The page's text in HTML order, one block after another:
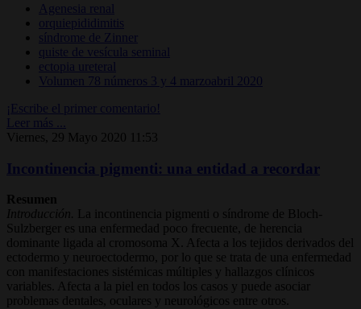
Agenesia renal
orquiepididimitis
síndrome de Zinner
quiste de vesícula seminal
ectopia ureteral
Volumen 78 números 3 y 4 marzoabril 2020
¡Escribe el primer comentario!
Leer más ...
Viernes, 29 Mayo 2020 11:53
Incontinencia pigmenti: una entidad a recordar
Resumen
Introducción. La incontinencia pigmenti o síndrome de Bloch-
Sulzberger es una enfermedad poco frecuente, de herencia
dominante ligada al cromosoma X. Afecta a los tejidos derivados del
ectodermo y neuroectodermo, por lo que se trata de una enfermedad
con manifestaciones sistémicas múltiples y hallazgos clínicos
variables. Afecta a la piel en todos los casos y puede asociar
problemas dentales, oculares y neurológicos entre otros.